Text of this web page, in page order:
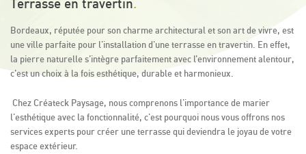
Terrasse en travertin.
Bordeaux, réputée pour son charme architectural et son art de vivre, est
une ville parfaite pour l'installation d'une terrasse en travertin. En effet,
la pierre naturelle s’intègre parfaitement avec l’environnement alentour,
c’est un choix à la fois esthétique, durable et harmonieux.
Chez Créateck Paysage, nous comprenons l'importance de marier
l'esthétique avec la fonctionnalité, c'est pourquoi nous vous offrons nos
services experts pour créer une terrasse qui deviendra le joyau de votre
espace extérieur.